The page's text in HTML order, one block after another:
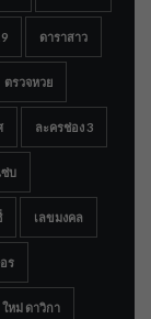
ดาราสาว
ตรวจหวย
ละครช่อง 3
บ
เลขมงคล
ร
ใหม่ ดาวิกา